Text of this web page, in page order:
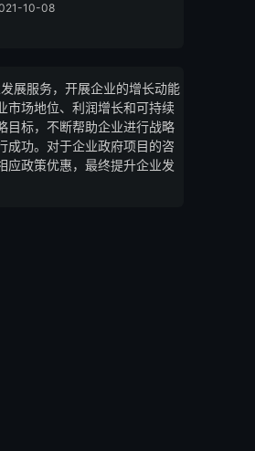
10-08
展服务，开展企业的增长动能
市场地位、利润增长和可持续
目标，不断帮助企业进行战略
成功。对于企业政府项目的咨
应政策优惠，最终提升企业发